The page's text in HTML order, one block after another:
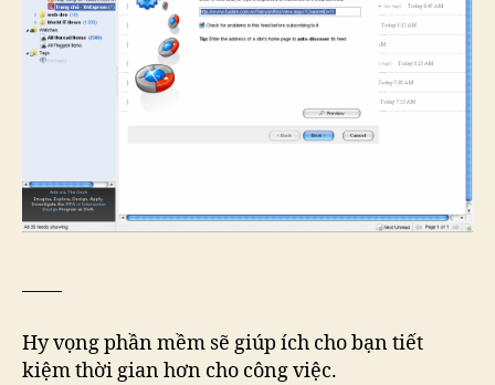
——
Hy vọng phần mềm sẽ giúp ích cho bạn tiết
kiệm thời gian hơn cho công việc.